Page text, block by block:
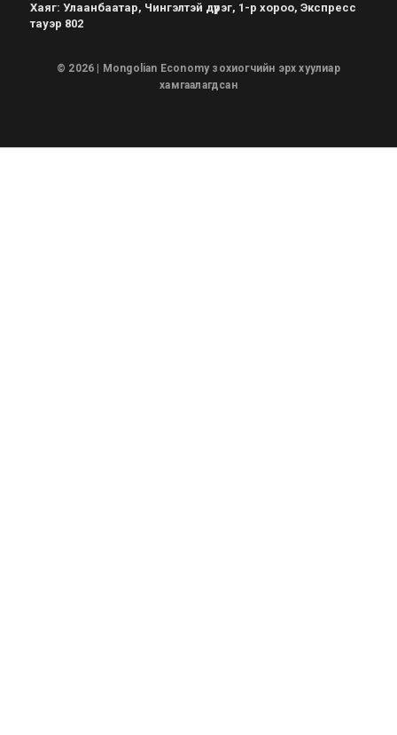
Хаяг: Улаанбаатар, Чингэлтэй дүүрэг, 1-р хороо, Экспресс
тауэр 802
© 2026 | Mongolian Economy зохиогчийн эрх хуулиар
хамгаалагдсан